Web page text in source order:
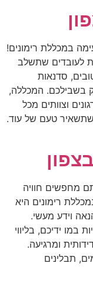
במכללת רימונים!
לעובדים שתשלב
סדנאות
בשבילכם. המכללה,
וצוותים מכל
שתשאיר טעם של עוד.
מחפשים חוויה
רימונים היא
וידע מעשי.
במו ידיכם, בליווי
ומרגיעה.
תבלינים